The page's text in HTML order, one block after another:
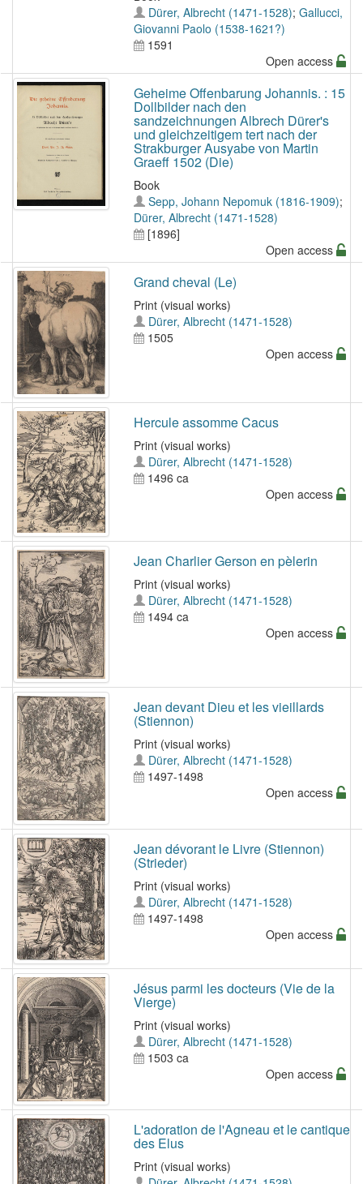
Dürer, Albrecht (1471-1528); Gallucci,
Giovanni Paolo (1538-1621?)
1591
Open access
Geheime Offenbarung Johannis. : 15
Dollbilder nach den
sandzeichnungen Albrech Dürer's
und gleichzeitigem tert nach der
Strakburger Ausyabe von Martin
Graeff 1502 (Die)
Book
Sepp, Johann Nepomuk (1816-1909);
Dürer, Albrecht (1471-1528)
[1896]
Open access
Grand cheval (Le)
Print (visual works)
Dürer, Albrecht (1471-1528)
1505
Open access
Hercule assomme Cacus
Print (visual works)
Dürer, Albrecht (1471-1528)
1496 ca
Open access
Jean Charlier Gerson en pèlerin
Print (visual works)
Dürer, Albrecht (1471-1528)
1494 ca
Open access
Jean devant Dieu et les vieillards
(Stiennon)
Print (visual works)
Dürer, Albrecht (1471-1528)
1497-1498
Open access
Jean dévorant le Livre (Stiennon)
(Strieder)
Print (visual works)
Dürer, Albrecht (1471-1528)
1497-1498
Open access
Jésus parmi les docteurs (Vie de la
Vierge)
Print (visual works)
Dürer, Albrecht (1471-1528)
1503 ca
Open access
L'adoration de l'Agneau et le cantique
des Elus
Print (visual works)